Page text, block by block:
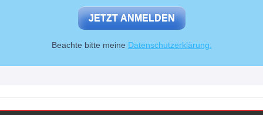
JETZT ANMELDEN
Beachte bitte meine Datenschutzerklärung.